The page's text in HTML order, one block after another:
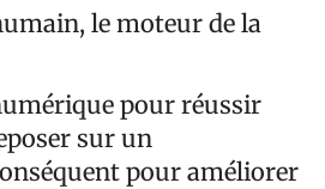
le moteur de la
pour réussir
sur un
pour améliorer